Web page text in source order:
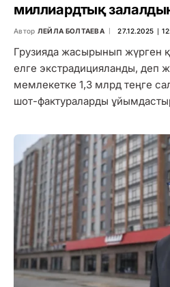
миллиардтық
Автор ЛЕЙЛА БОЛТАЕВА 27.12.2025 ∣
Грузияда жасырынып жүрген
елге экстрадицияланды, деп
мемлекетке 1,3 млрд теңге
шот-фактураларды